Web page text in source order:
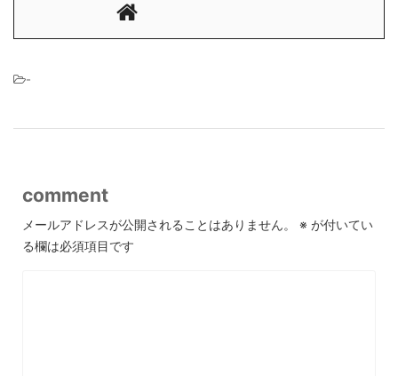
-
comment
メールアドレスが公開されることはありません。 ※ が付いてい
る欄は必須項目です